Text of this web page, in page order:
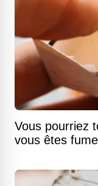
Vous pourriez
vous êtes